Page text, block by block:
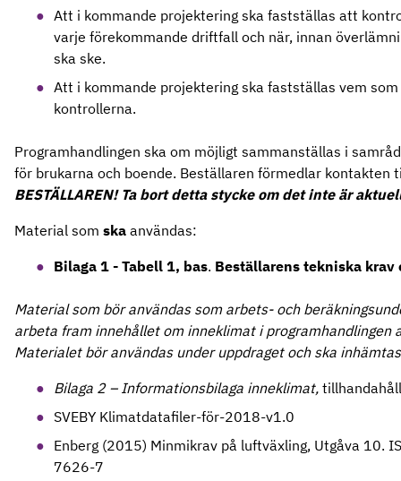
Att i kommande projektering ska fastställas att
varje förekommande driftfall och när, innan
ska ske.
Att i kommande projektering ska fastställas vem
kontrollerna.
Programhandlingen ska om möjligt sammanställas i
för brukarna och boende. Beställaren förmedlar kontakten
BESTÄLLAREN! Ta bort detta stycke om det inte är
Material som ska användas:
Bilaga 1 - Tabell 1, bas. Beställarens tekniska
Material som bör användas som arbets- och
arbeta fram innehållet om inneklimat i programhandlingen
Materialet bör användas under uppdraget och ska
Bilaga 2 – Informationsbilaga inneklimat,
SVEBY Klimatdatafiler-för-2018-v1.0
Enberg (2015) Minmikrav på luftväxling, Utgåva 10.
7626-7